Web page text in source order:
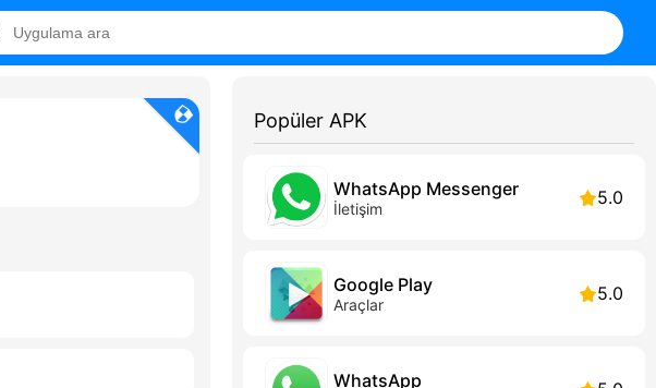
Popüler APK
WhatsApp Messenger
İletişim 5.0
Google Play
Araçlar 5.0
WhatsApp